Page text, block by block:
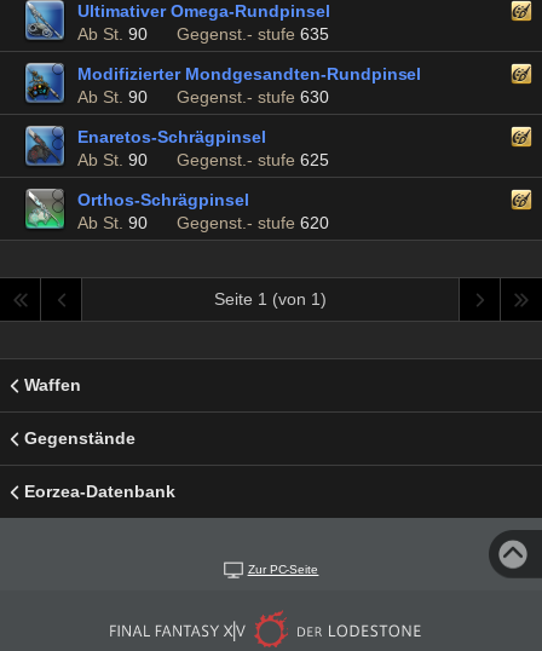
Ultimativer Omega-Rundpinsel
Ab St. 90 Gegenst.- stufe 635
Modifizierter Mondgesandten-Rundpinsel
Ab St. 90 Gegenst.- stufe 630
Enaretos-Schrägpinsel
Ab St. 90 Gegenst.- stufe 625
Orthos-Schrägpinsel
Ab St. 90 Gegenst.- stufe 620
Seite 1 (von 1)
Waffen
Gegenstände
Eorzea-Datenbank
Zur PC-Seite